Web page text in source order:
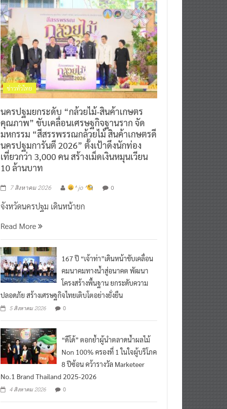
ข่าวทั่วไทย
นครปฐมยกระดับ “กล้วยไม้-สินค้าเกษตร
คุณภาพ” ขับเคลื่อนเศรษฐกิจฐานราก จัด
มหกรรม “สีสรรพรรณกล้วยไม้ สินค้าเกษตรดี
นครปฐมการันตี 2026” ตั้งเป้าดึงนักท่อง
เที่ยวกว่า 3,000 คน สร้างเม็ดเงินหมุนเวียน
10 ล้านบาท
7 สิงหาคม 2026 ^ jo ^ 0
จังหวัดนครปฐม เดินหน้ายก
Read More
167 ปี “เจ้าท่า”เดินหน้าขับเคลื่อน
คมนาคมทางน้ำสู่อนาคต พัฒนา
โครงสร้างพื้นฐาน ยกระดับความ
ปลอดภัย สร้างเศรษฐกิจไทยเติบโตอย่างยั่งยืน
5 สิงหาคม 2026 0
“ดีโด้” ตอกย้ำผู้นำตลาดน้ำผลไม้
Non 100% ครองที่ 1 ในใจผู้บริโภค
8 ปีซ้อน คว้ารางวัล Marketeer
No.1 Brand Thailand 2025-2026
4 สิงหาคม 2026 0